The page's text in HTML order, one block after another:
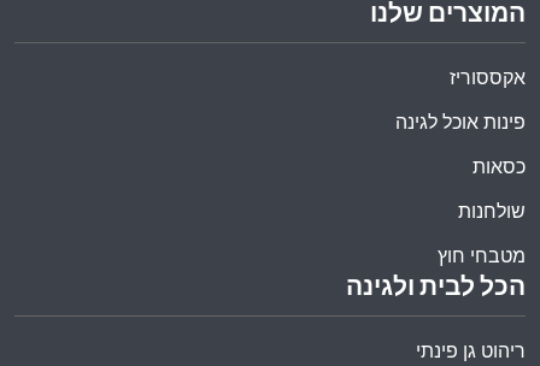
הכל לבית ולגינה
ריהוט גן פינתי
המוצרים שלנו
אקססוריז
פינות אוכל לגינה
כסאות
שולחנות
מטבחי חוץ